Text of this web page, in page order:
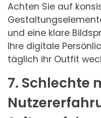
Achten Sie auf
und eine klare
Ihre digitale
täglich ihr Outfit
7. Schlechte